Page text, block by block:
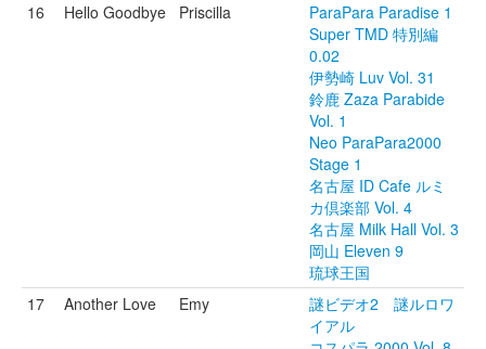
16
Hello Goodbye Priscilla
ParaPara Paradise 1
Super TMD 特別編
0.02
伊勢崎 Luv Vol. 31
鈴鹿 Zaza Parabide
Vol. 1
Neo ParaPara2000
Stage 1
名古屋 ID Cafe ルミ
カ倶楽部 Vol. 4
名古屋 Milk Hall Vol. 3
岡山 Eleven 9
琉球王国
17
Another Love Emy
謎ビデオ2 謎ルロワ
イアル